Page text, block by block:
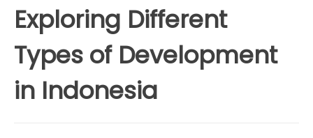
Exploring Different
Types of Development
in Indonesia